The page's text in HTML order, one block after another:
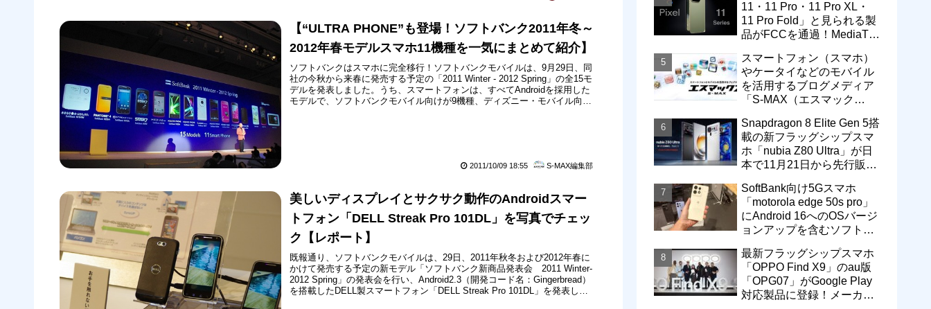
【“ULTRA PHONE”も登場！ソフトバンク2011年冬～
2012年春モデルスマホ11機種を一気にまとめて紹介】
ソフトバンクはスマホに完全移行！ソフトバンクモバイルは、9月29日、同
社の今秋から来春に発売する予定の「2011 Winter - 2012 Spring」の全15モ
デルを発表しました。うち、スマートフォンは、すべてAndroidを採用した
モデルで、ソフトバンクモバイル向けが9機種、ディズニー・モバイル向け
2011/10/09 18:55 S-MAX編集部
美しいディスプレイとサクサク動作のAndroidスマー
トフォン「DELL Streak Pro 101DL」を写真でチェッ
ク【レポート】
既報通り、ソフトバンクモバイルは、29日、2011年秋冬および2012年春に
かけて発売する予定の新モデル「ソフトバンク新商品発表会 2011 Winter-
2012 Spring」の発表会を行い、Android2.3（開発コード名：Gingerbread）
を搭載したDELL製スマートフォン「DELL Streak Pro 101DL」を発表しま
11・11 Pro・11 Pro XL・
11 Pro Fold」と見られる製
品がFCCを通過！MediaTek
スマートフォン（スマホ）
やケータイなどのモバイル
を活用するブログメディア
「S-MAX（エスマック
Snapdragon 8 Elite Gen 5搭
載の新フラッグシップスマ
ホ「nubia Z80 Ultra」が日
本で11月21日から先行販
SoftBank向け5Gスマホ
「motorola edge 50s pro」
にAndroid 16へのOSバージ
ョンアップを含むソフトウ
最新フラッグシップスマホ
「OPPO Find X9」のau版
「OPG07」がGoogle Play
対応製品に登録！メーカー